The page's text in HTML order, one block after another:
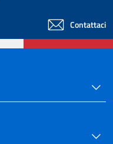
Contattaci